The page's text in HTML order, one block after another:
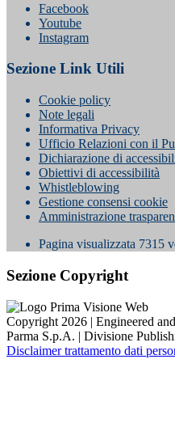
Facebook
Youtube
Instagram
Sezione Link Utili
Cookie policy
Note legali
Informativa Privacy
Ufficio Relazioni con il
Dichiarazione di
Obiettivi di accessibilità
Whistleblowing
Gestione consensi cookie
Amministrazione
Pagina visualizzata 7315
Sezione Copyright
Copyright 2026 | Engineered
Parma S.p.A. | Divisione
Disclaimer trattamento dati